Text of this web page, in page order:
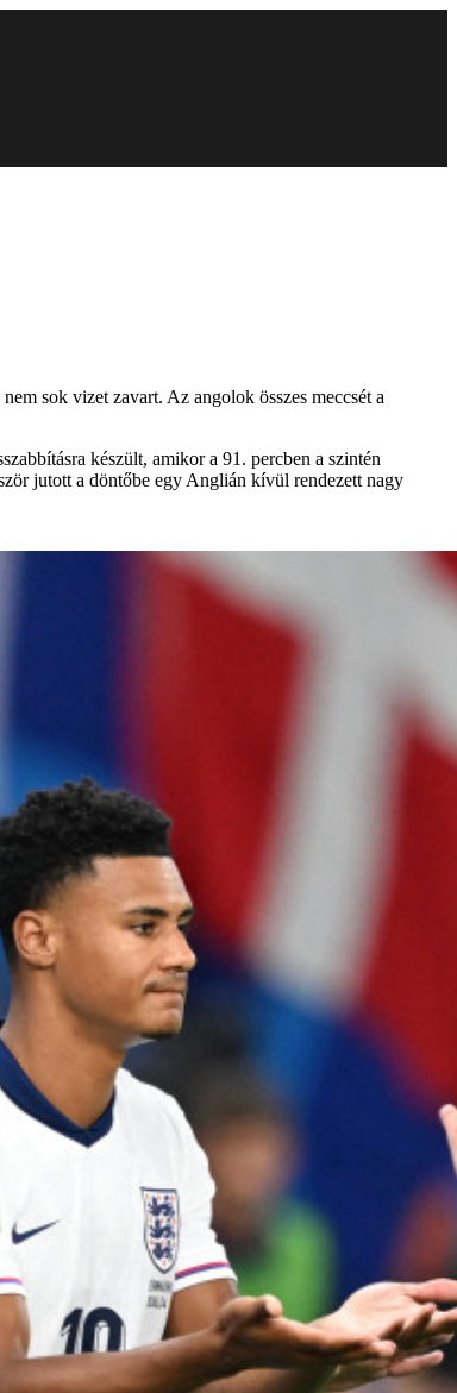
sok vizet zavart. Az angolok összes meccsét a
készült, amikor a 91. percben a szintén
jutott a döntőbe egy Anglián kívül rendezett nagy